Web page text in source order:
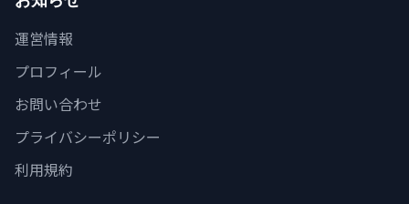
運営情報
プロフィール
お問い合わせ
プライバシーポリシー
利用規約